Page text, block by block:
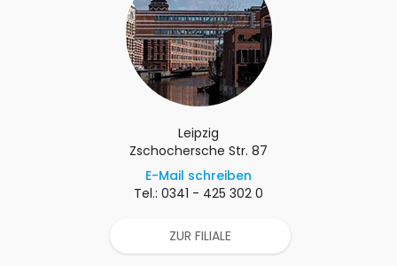
Leipzig
Zschochersche Str. 87
E-Mail schreiben
Tel.: 0341 - 425 302 0
ZUR FILIALE